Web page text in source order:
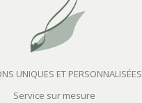
UNIQUES ET PERSONNALISÉES
Service sur mesure